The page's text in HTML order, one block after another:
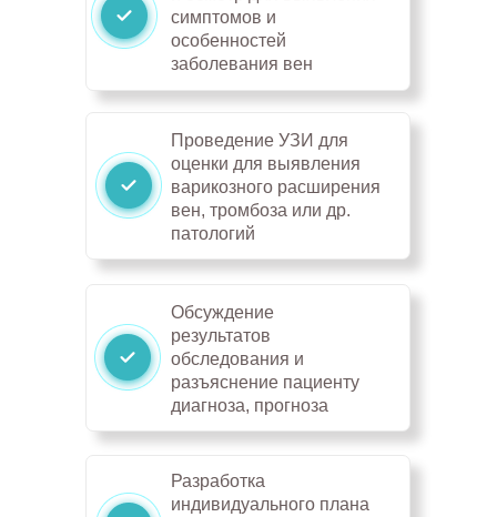
симптомов и
особенностей
заболевания вен
Проведение УЗИ для
оценки для выявления
варикозного расширения
вен, тромбоза или др.
патологий
Обсуждение
результатов
обследования и
разъяснение пациенту
диагноза, прогноза
Разработка
индивидуального плана